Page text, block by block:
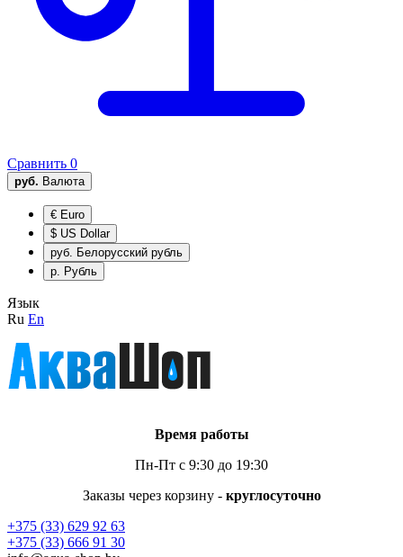
Сравнить 0
руб. Валюта
€ Euro
$ US Dollar
руб. Белорусский рубль
р. Рубль
Язык
Ru En
Время работы
Пн-Пт с 9:30 до 19:30
Заказы через корзину - круглосуточно
+375 (33) 629 92 63
+375 (33) 666 91 30